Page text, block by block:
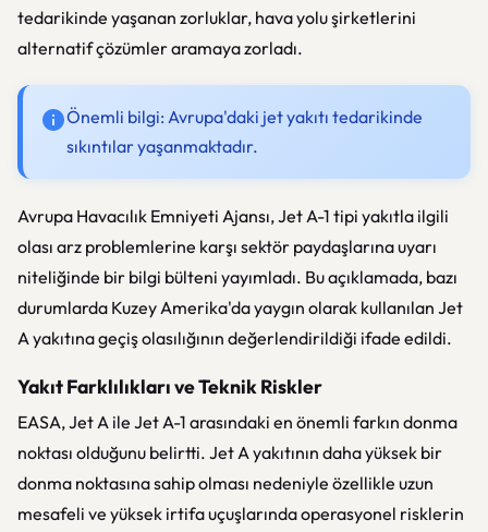
tedarikinde yaşanan zorluklar, hava yolu şirketlerini
alternatif çözümler aramaya zorladı.
Önemli bilgi: Avrupa'daki jet yakıtı tedarikinde
sıkıntılar yaşanmaktadır.
Avrupa Havacılık Emniyeti Ajansı, Jet A-1 tipi yakıtla ilgili
olası arz problemlerine karşı sektör paydaşlarına uyarı
niteliğinde bir bilgi bülteni yayımladı. Bu açıklamada, bazı
durumlarda Kuzey Amerika'da yaygın olarak kullanılan Jet
A yakıtına geçiş olasılığının değerlendirildiği ifade edildi.
Yakıt Farklılıkları ve Teknik Riskler
EASA, Jet A ile Jet A-1 arasındaki en önemli farkın donma
noktası olduğunu belirtti. Jet A yakıtının daha yüksek bir
donma noktasına sahip olması nedeniyle özellikle uzun
mesafeli ve yüksek irtifa uçuşlarında operasyonel risklerin